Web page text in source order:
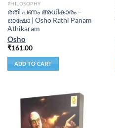
PHILOSOPHY
രതി പണം അധികാരം –
ഓഷോ | Osho Rathi Panam
Athikaram
Osho
₹161.00
ADD TO CART